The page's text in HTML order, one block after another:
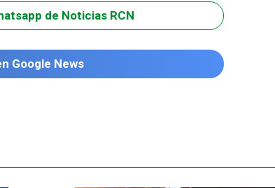
de Noticias RCN
Google News